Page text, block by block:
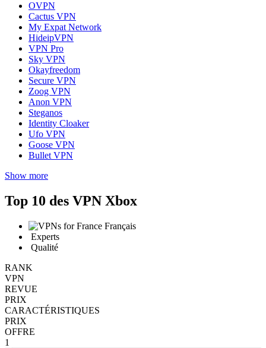
OVPN
Cactus VPN
My Expat Network
HideipVPN
VPN Pro
Sky VPN
Okayfreedom
Secure VPN
Zoog VPN
Anon VPN
Steganos
Identity Cloaker
Ufo VPN
Goose VPN
Bullet VPN
Show more
Top 10 des VPN Xbox
Français
Experts
Qualité
RANK
VPN
REVUE
PRIX
CARACTÉRISTIQUES
PRIX
OFFRE
1